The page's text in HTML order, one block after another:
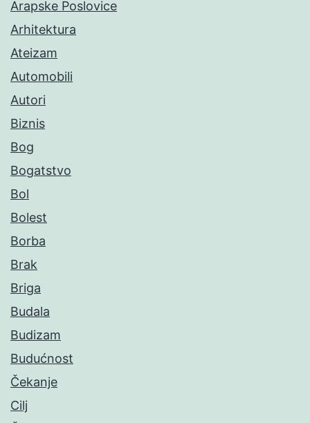
Arapske Poslovice
Arhitektura
Ateizam
Automobili
Autori
Biznis
Bog
Bogatstvo
Bol
Bolest
Borba
Brak
Briga
Budala
Budizam
Budućnost
Čekanje
Cilj